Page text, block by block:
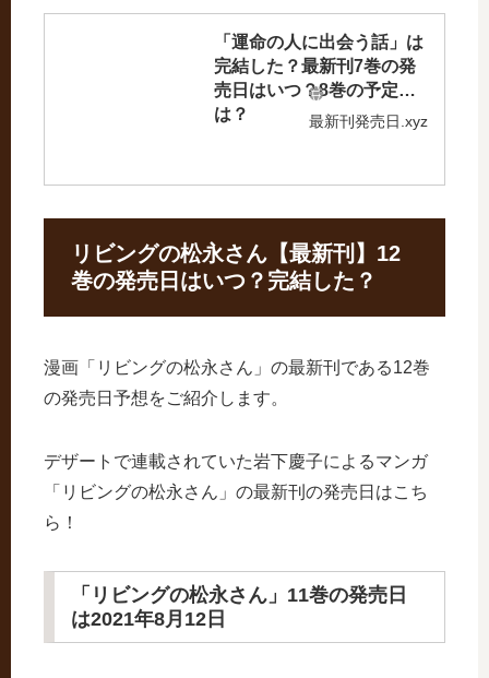
「運命の人に出会う話」は
完結した？最新刊7巻の発
売日はいつ？8巻の予定
は？
最新刊発売日.xyz
リビングの松永さん【最新刊】12
巻の発売日はいつ？完結した？
漫画「リビングの松永さん」の最新刊である12巻
の発売日予想をご紹介します。
デザートで連載されていた岩下慶子によるマンガ
「リビングの松永さん」の最新刊の発売日はこち
ら！
「リビングの松永さん」11巻の発売日
は2021年8月12日